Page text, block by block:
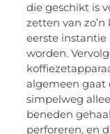
die geschikt is
zetten van
eerste
worden.
algemeen gaat
simpelweg
beneden
perforeren, en